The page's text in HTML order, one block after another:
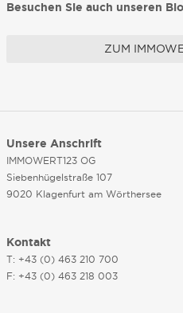
Besuchen Sie auch unseren
ZUM
Unsere Anschrift
IMMOWERT123 OG
Siebenhügelstraße 107
9020 Klagenfurt am Wörthersee
Kontakt
T: +43 (0) 463 210 700
F: +43 (0) 463 218 003